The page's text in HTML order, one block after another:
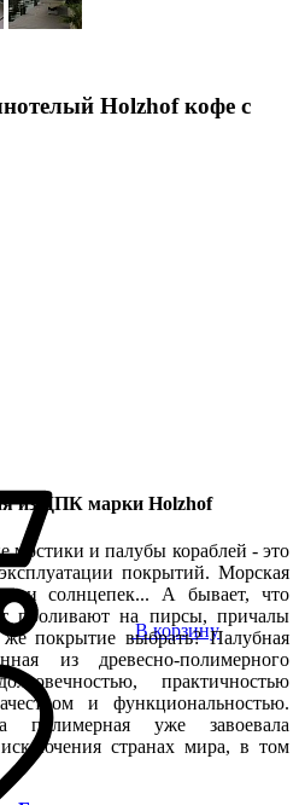
Holzhof кофе с
В корзину
из ДПК марки Holzhof
и палубы кораблей - это
покрытий. Морская
солнцепек... А бывает, что
проливают на пирсы, причалы
покрытие выбрать? Палубная
из древесно-полимерного
практичностью
и функциональностью.
полимерная уже завоевала
странах мира, в том